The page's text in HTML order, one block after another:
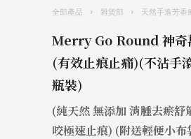
全部產品 › 雜貨部 › 天然手造芳香
Merry Go Round 神奇
(有效止痕止痛)(不沾手
瓶裝)
(純天然 無添加 消腫去瘀舒
咬極速止痕) (附送輕便小布